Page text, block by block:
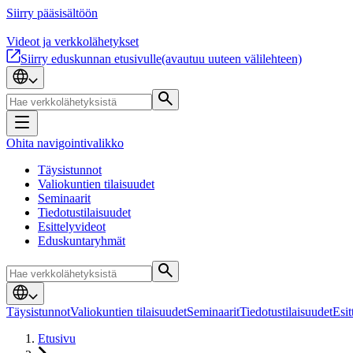
Siirry pääsisältöön
Videot ja verkkolähetykset
Siirry eduskunnan etusivulle(avautuu uuteen välilehteen)
Ohita navigointivalikko
Täysistunnot
Valiokuntien tilaisuudet
Seminaarit
Tiedotustilaisuudet
Esittelyvideot
Eduskuntaryhmät
TäysistunnotValiokuntien tilaisuudetSeminaaritTiedotustilaisuudet
Etusivu